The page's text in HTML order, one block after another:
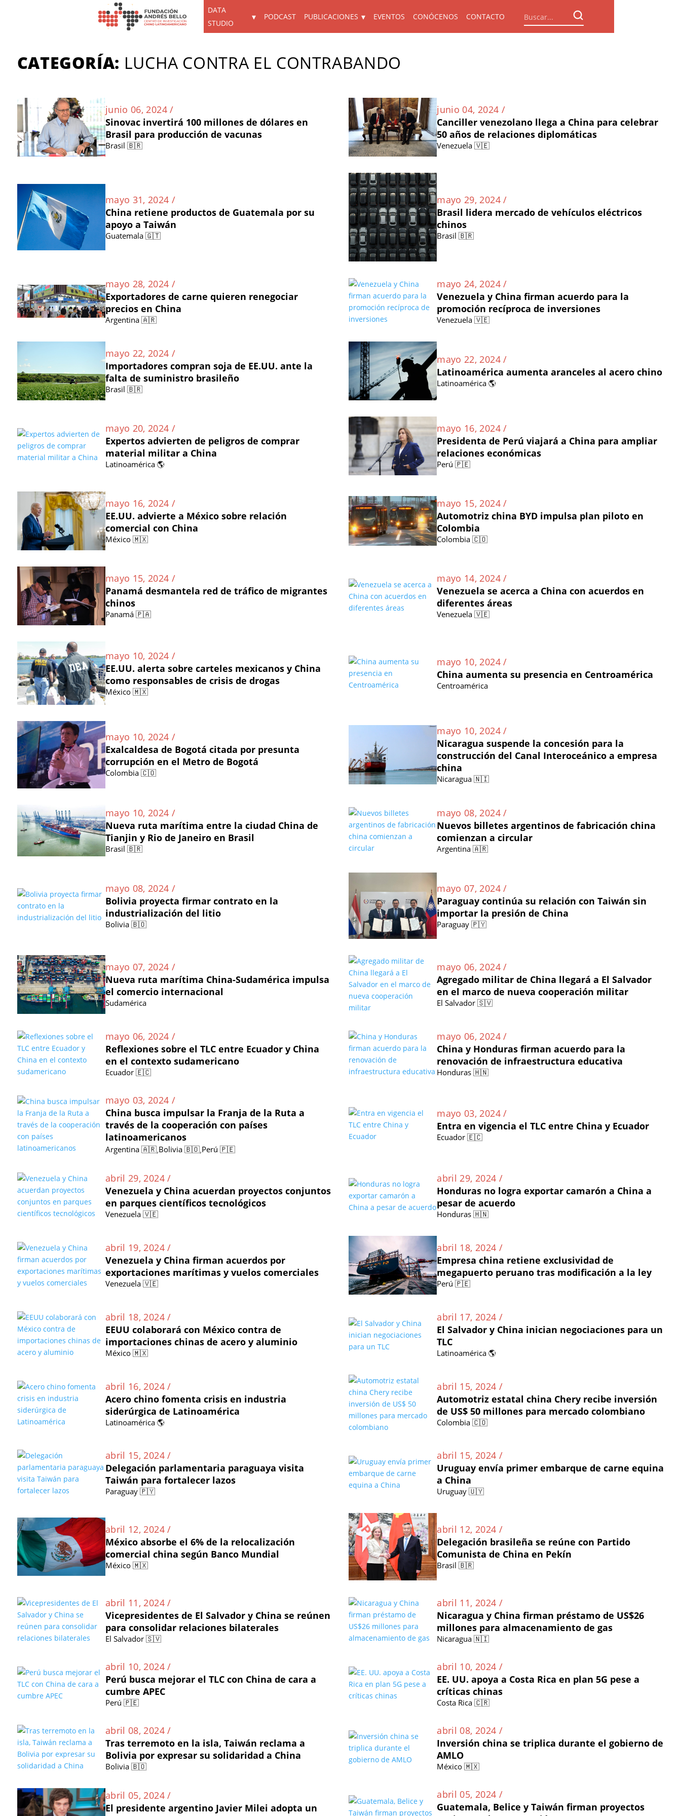
DATA
STUDIO
PODCAST PUBLICACIONES EVENTOS CONÓCENOS CONTACTO
CATEGORÍA: LUCHA CONTRA EL CONTRABANDO
junio 06, 2024 /
Sinovac invertirá 100 millones de dólares en
Brasil para producción de vacunas
Brasil 🇧🇷
junio 04, 2024 /
Canciller venezolano llega a China para celebrar
50 años de relaciones diplomáticas
Venezuela 🇻🇪
mayo 31, 2024 /
China retiene productos de Guatemala por su
apoyo a Taiwán
Guatemala 🇬🇹
mayo 29, 2024 /
Brasil lidera mercado de vehículos eléctricos
chinos
Brasil 🇧🇷
mayo 28, 2024 /
Exportadores de carne quieren renegociar
precios en China
Argentina 🇦🇷
mayo 24, 2024 /
Venezuela y China firman acuerdo para la
promoción recíproca de inversiones
Venezuela 🇻🇪
mayo 22, 2024 /
Importadores compran soja de EE.UU. ante la
falta de suministro brasileño
Brasil 🇧🇷
mayo 22, 2024 /
Latinoamérica aumenta aranceles al acero chino
Latinoamérica 🌎
mayo 20, 2024 /
Expertos advierten de peligros de comprar
material militar a China
Latinoamérica 🌎
mayo 16, 2024 /
Presidenta de Perú viajará a China para ampliar
relaciones económicas
Perú 🇵🇪
mayo 16, 2024 /
EE.UU. advierte a México sobre relación
comercial con China
México 🇲🇽
mayo 15, 2024 /
Automotriz china BYD impulsa plan piloto en
Colombia
Colombia 🇨🇴
mayo 15, 2024 /
Panamá desmantela red de tráfico de migrantes
chinos
Panamá 🇵🇦
mayo 14, 2024 /
Venezuela se acerca a China con acuerdos en
diferentes áreas
Venezuela 🇻🇪
mayo 10, 2024 /
EE.UU. alerta sobre carteles mexicanos y China
como responsables de crisis de drogas
México 🇲🇽
mayo 10, 2024 /
China aumenta su presencia en Centroamérica
Centroamérica
mayo 10, 2024 /
Exalcaldesa de Bogotá citada por presunta
corrupción en el Metro de Bogotá
Colombia 🇨🇴
mayo 10, 2024 /
Nicaragua suspende la concesión para la
construcción del Canal Interoceánico a empresa
china
Nicaragua 🇳🇮
mayo 10, 2024 /
Nueva ruta marítima entre la ciudad China de
Tianjin y Rio de Janeiro en Brasil
Brasil 🇧🇷
mayo 08, 2024 /
Nuevos billetes argentinos de fabricación china
comienzan a circular
Argentina 🇦🇷
mayo 08, 2024 /
Bolivia proyecta firmar contrato en la
industrialización del litio
Bolivia 🇧🇴
mayo 07, 2024 /
Paraguay continúa su relación con Taiwán sin
importar la presión de China
Paraguay 🇵🇾
mayo 07, 2024 /
Nueva ruta marítima China-Sudamérica impulsa
el comercio internacional
Sudamérica
mayo 06, 2024 /
Agregado militar de China llegará a El Salvador
en el marco de nueva cooperación militar
El Salvador 🇸🇻
mayo 06, 2024 /
Reflexiones sobre el TLC entre Ecuador y China
en el contexto sudamericano
Ecuador 🇪🇨
mayo 06, 2024 /
China y Honduras firman acuerdo para la
renovación de infraestructura educativa
Honduras 🇭🇳
mayo 03, 2024 /
China busca impulsar la Franja de la Ruta a
través de la cooperación con países
latinoamericanos
Argentina 🇦🇷,Bolivia 🇧🇴,Perú 🇵🇪
mayo 03, 2024 /
Entra en vigencia el TLC entre China y Ecuador
Ecuador 🇪🇨
abril 29, 2024 /
Venezuela y China acuerdan proyectos conjuntos
en parques científicos tecnológicos
Venezuela 🇻🇪
abril 29, 2024 /
Honduras no logra exportar camarón a China a
pesar de acuerdo
Honduras 🇭🇳
abril 19, 2024 /
Venezuela y China firman acuerdos por
exportaciones marítimas y vuelos comerciales
Venezuela 🇻🇪
abril 18, 2024 /
Empresa china retiene exclusividad de
megapuerto peruano tras modificación a la ley
Perú 🇵🇪
abril 18, 2024 /
EEUU colaborará con México contra de
importaciones chinas de acero y aluminio
México 🇲🇽
abril 17, 2024 /
El Salvador y China inician negociaciones para un
TLC
Latinoamérica 🌎
abril 16, 2024 /
Acero chino fomenta crisis en industria
siderúrgica de Latinoamérica
Latinoamérica 🌎
abril 15, 2024 /
Automotriz estatal china Chery recibe inversión
de US$ 50 millones para mercado colombiano
Colombia 🇨🇴
abril 15, 2024 /
Delegación parlamentaria paraguaya visita
Taiwán para fortalecer lazos
Paraguay 🇵🇾
abril 15, 2024 /
Uruguay envía primer embarque de carne equina
a China
Uruguay 🇺🇾
abril 12, 2024 /
México absorbe el 6% de la relocalización
comercial china según Banco Mundial
México 🇲🇽
abril 12, 2024 /
Delegación brasileña se reúne con Partido
Comunista de China en Pekín
Brasil 🇧🇷
abril 11, 2024 /
Vicepresidentes de El Salvador y China se reúnen
para consolidar relaciones bilaterales
El Salvador 🇸🇻
abril 11, 2024 /
Nicaragua y China firman préstamo de US$26
millones para almacenamiento de gas
Nicaragua 🇳🇮
abril 10, 2024 /
Perú busca mejorar el TLC con China de cara a
cumbre APEC
Perú 🇵🇪
abril 10, 2024 /
EE. UU. apoya a Costa Rica en plan 5G pese a
críticas chinas
Costa Rica 🇨🇷
abril 08, 2024 /
Tras terremoto en la isla, Taiwán reclama a
Bolivia por expresar su solidaridad a China
Bolivia 🇧🇴
abril 08, 2024 /
Inversión china se triplica durante el gobierno de
AMLO
México 🇲🇽
abril 05, 2024 /
El presidente argentino Javier Milei adopta un
abril 05, 2024 /
Guatemala, Belice y Taiwán firman proyectos